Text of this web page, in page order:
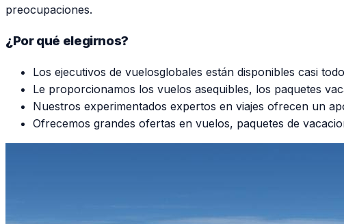
preocupaciones.
¿Por qué elegirnos?
Los ejecutivos de vuelosglobales están disponibles casi
Le proporcionamos los vuelos asequibles, los paquetes
Nuestros experimentados expertos en viajes ofrecen un
Ofrecemos grandes ofertas en vuelos, paquetes de